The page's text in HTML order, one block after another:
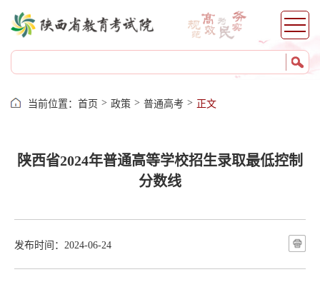
当前位置： 首页 > 政策 > 普通高考 > 正文
陕西省2024年普通高等学校招生录取最低控制
分数线
发布时间：2024-06-24